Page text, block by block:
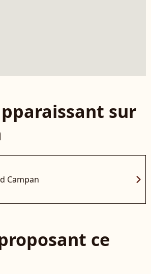
sur
Campan chevron_right
ce